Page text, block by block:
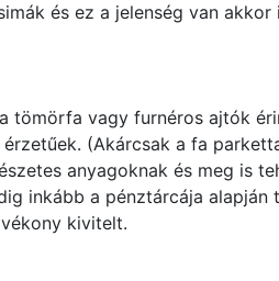
és ez a jelenség van akkor
tömörfa vagy furnéros ajtók
(Akárcsak a fa
anyagoknak és meg is
inkább a pénztárcája alapján
kivitelt.